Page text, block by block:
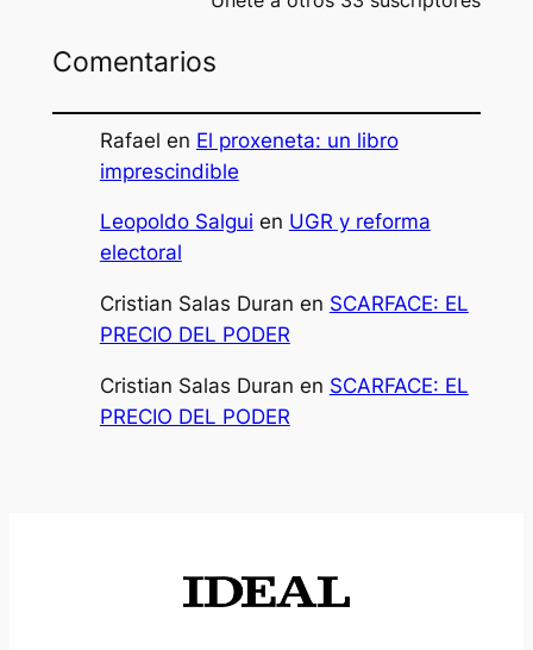
Comentarios
Rafael en El proxeneta: un libro
imprescindible
Leopoldo Salgui en UGR y reforma
electoral
Cristian Salas Duran en SCARFACE: EL
PRECIO DEL PODER
Cristian Salas Duran en SCARFACE: EL
PRECIO DEL PODER